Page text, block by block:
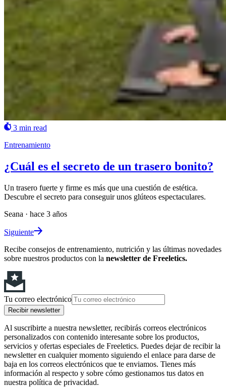
3 min read
Entrenamiento
¿Cuál es el secreto de un trasero bonito?
Un trasero fuerte y firme es más que una cuestión de estética.
Descubre el secreto para conseguir unos glúteos espectaculares.
Seana · hace 3 años
Siguiente
Recibe consejos de entrenamiento, nutrición y las últimas novedades
sobre nuestros productos con la newsletter de Freeletics.
Tu correo electrónico
Recibir newsletter
Al suscribirte a nuestra newsletter, recibirás correos electrónicos
personalizados con contenido interesante sobre los productos,
servicios y ofertas especiales de Freeletics. Puedes dejar de recibir la
newsletter en cualquier momento siguiendo el enlace para darse de
baja en los correos electrónicos que te enviamos. Tienes más
información al respecto y sobre cómo gestionamos tus datos en
nuestra política de privacidad.